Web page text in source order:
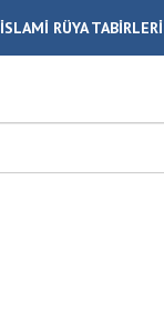
İSLAMİ RÜYA TABİRLERİ